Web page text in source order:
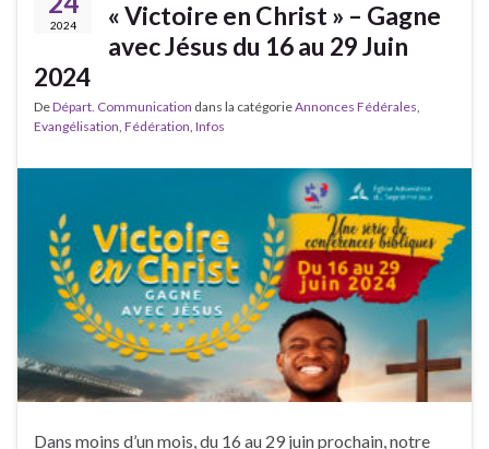
2024
« Victoire en Christ » – Gagne
avec Jésus du 16 au 29 Juin
2024
DeDépart. Communication dans la catégorieAnnonces Fédérales,
Evangélisation, Fédération, Infos
Dans moins d’un mois, du 16 au 29 juin prochain, notre